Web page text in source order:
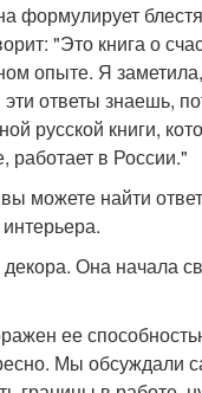
формулирует
"Это книга о
опыте. Я
ответы знаешь,
русской книги,
работает в России."
можете найти
Она начала
ее
Мы обсуждали